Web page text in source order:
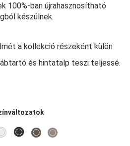
100%-ban újrahasznosítható
készülnek.
a kollekció részeként külön
és hintatalp teszi teljessé.